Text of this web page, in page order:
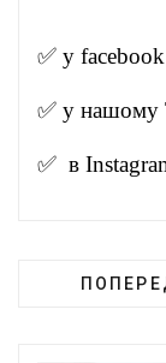
✅ у facebook
✅ у нашому
✅ в